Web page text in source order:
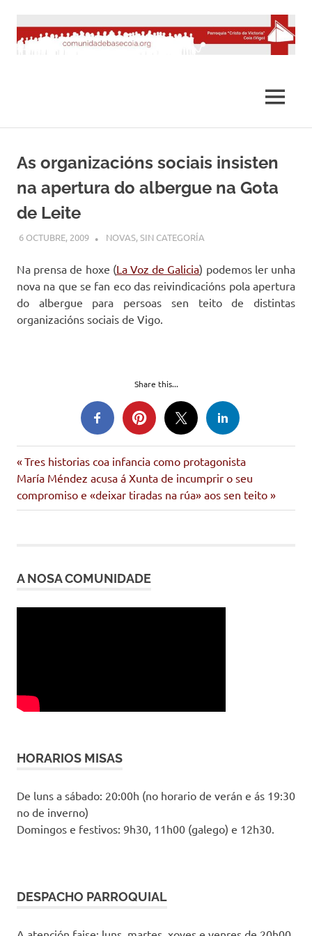
contenido
MENÚ
As organizacións sociais insisten
na apertura do albergue na Gota
de Leite
6 OCTUBRE, 2009 DESARROLLO
NOVAS,SIN CATEGORÍA
Na prensa de hoxe (La Voz de Galicia) podemos ler unha
nova na que se fan eco das reivindicacións pola apertura
do albergue para persoas sen teito de distintas
organizacións sociais de Vigo.
Share this...
Navegación
de
Entrada
anterior:
Tres historias coa infancia como protagonista
Siguiente
entrada:
María Méndez acusa á Xunta de incumprir o seu
compromiso e «deixar tiradas na rúa» aos sen teito
A NOSA COMUNIDADE
HORARIOS MISAS
De luns a sábado: 20:00h (no horario de verán e ás 19:30
no de inverno)
Domingos e festivos: 9h30, 11h00 (galego) e 12h30.
DESPACHO PARROQUIAL